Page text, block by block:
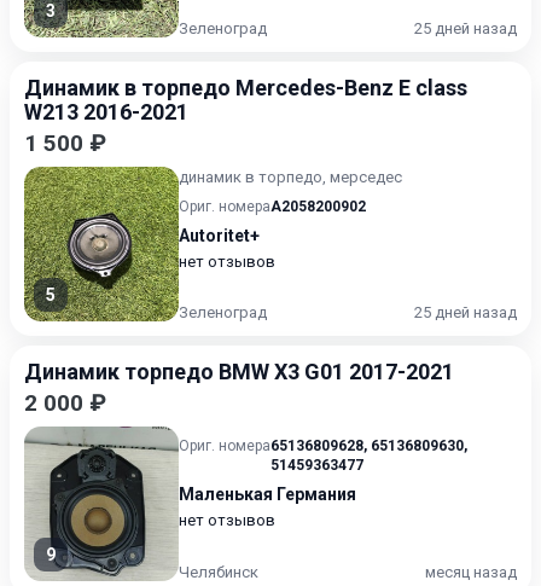
3
Зеленоград 25 дней назад
Динамик в торпедо Mercedes-Benz E class
W213 2016-2021
1 500 ₽
5
динамик в торпедо, мерседес
Ориг. номераA2058200902
Autoritet+
нет отзывов
Зеленоград 25 дней назад
Динамик торпедо BMW X3 G01 2017-2021
2 000 ₽
9
Ориг. номера65136809628, 65136809630,
51459363477
Маленькая Германия
нет отзывов
Челябинск месяц назад